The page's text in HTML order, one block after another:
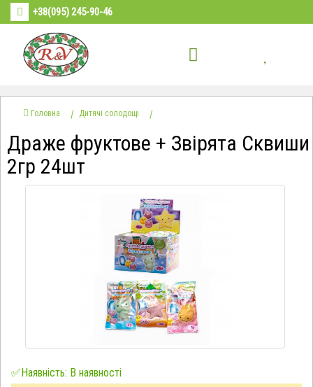
+38(095) 245-90-46
Головна Дитячі солодощі
Драже фруктове + Звірята Сквиши
2гр 24шт
✅Наявність: В наявності